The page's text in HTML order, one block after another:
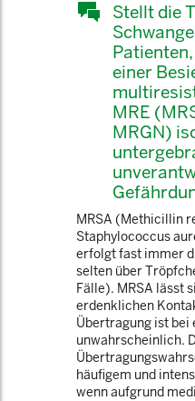
Stellt die
einer
MRE
MRGN)
MRSA (Methicillin
Staphylococcus
erfolgt fast immer
selten über
Fälle). MRSA lässt
erdenklichen
Übertragung ist
unwahrscheinlich.
häufigem und
wenn aufgrund